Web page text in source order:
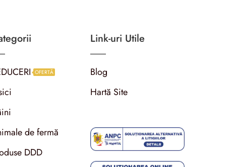
OFERTĂ
de fermă
DDD
Link-uri Utile
Blog
Hartă Site